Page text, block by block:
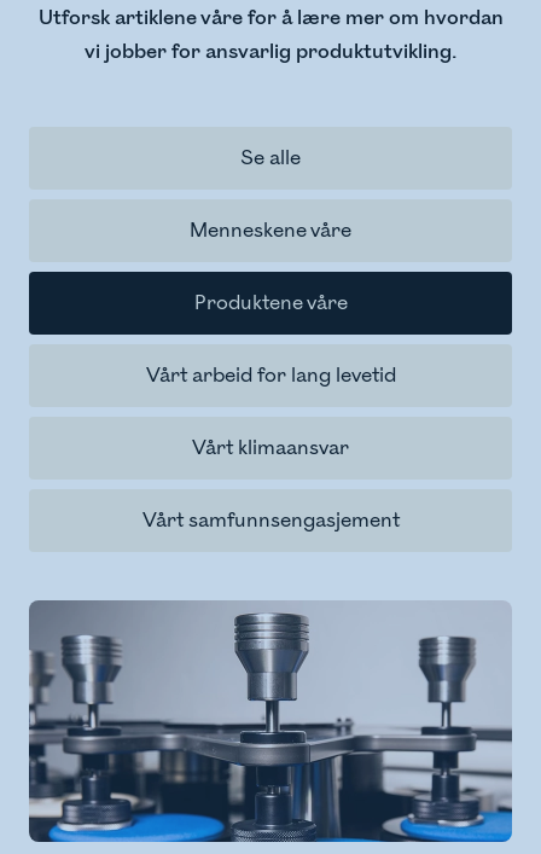
Utforsk artiklene våre for å lære mer om hvordan
vi jobber for ansvarlig produktutvikling.
Se alle
Menneskene våre
Produktene våre
Vårt arbeid for lang levetid
Vårt klimaansvar
Vårt samfunnsengasjement